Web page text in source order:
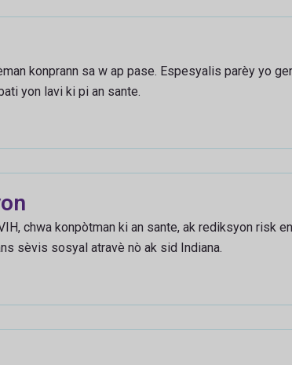
konprann sa w ap pase. Espesyalis parèy yo
yon lavi ki pi an sante.
chwa konpòtman ki an sante, ak rediksyon risk
sèvis sosyal atravè nò ak sid Indiana.